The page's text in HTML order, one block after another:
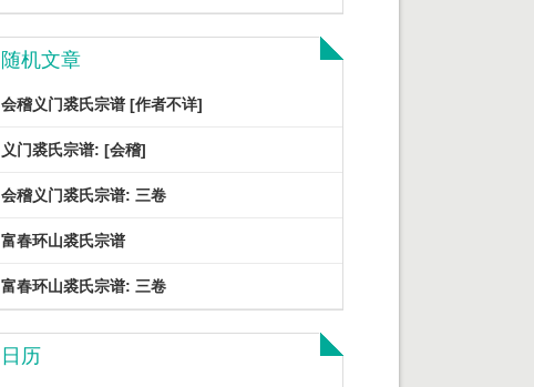
随机文章
会稽义门裘氏宗谱 [作者不详]
义门裘氏宗谱: [会稽]
会稽义门裘氏宗谱: 三卷
富春环山裘氏宗谱
富春环山裘氏宗谱: 三卷
日历